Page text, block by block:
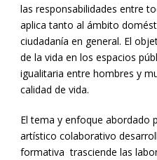
las responsabilidades entre
aplica tanto al ámbito
ciudadanía en general. El
de la vida en los espacios
igualitaria entre hombres y
calidad de vida.
El tema y enfoque abordado
artístico colaborativo
formativa trasciende las